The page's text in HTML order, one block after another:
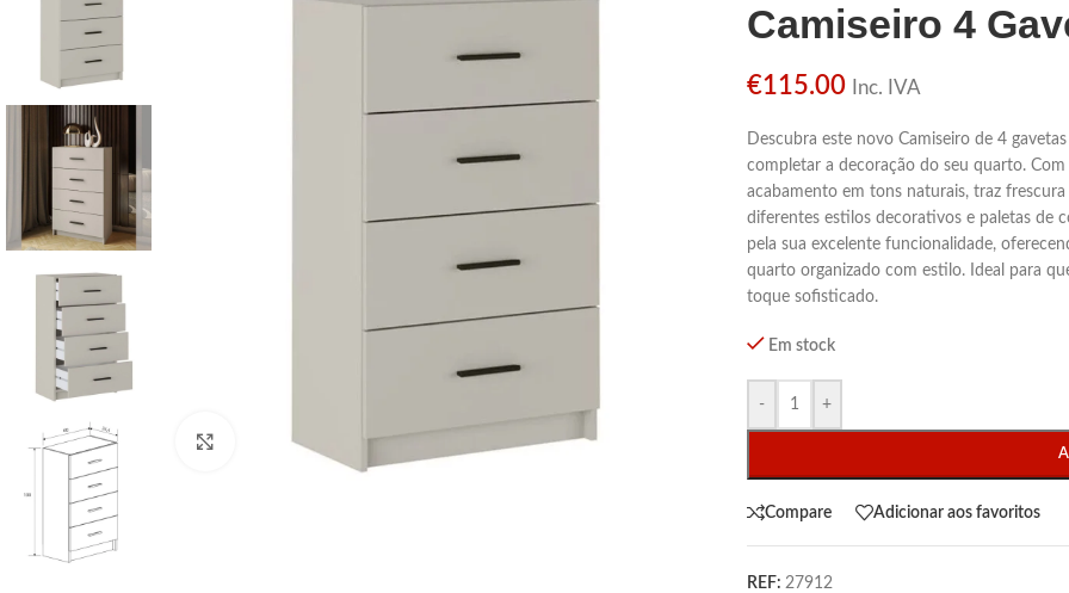
Click para aumentar
Camiseiro 4
€115.00 Inc. IVA
Descubra este novo Camiseiro de 4
completar a decoração do seu quarto.
acabamento em tons naturais, traz
diferentes estilos decorativos e paletas de
pela sua excelente funcionalidade,
quarto organizado com estilo. Ideal para
toque sofisticado.
Em stock
- +
Compare Adicionar aos favoritos
REF: 27912